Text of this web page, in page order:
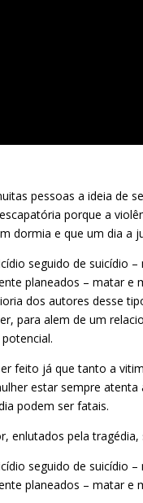
pessoas a ideia de
porque a
dormia e que um dia a
seguido de suicídio
planeados – matar e
dos autores desse
para alem de um
feito já que tanto a
estar sempre atenta
podem ser fatais.
enlutados pela
seguido de suicídio
planeados – matar e